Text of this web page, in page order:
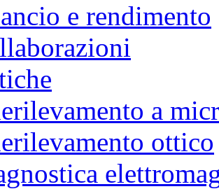
e rendimento
a
ottico